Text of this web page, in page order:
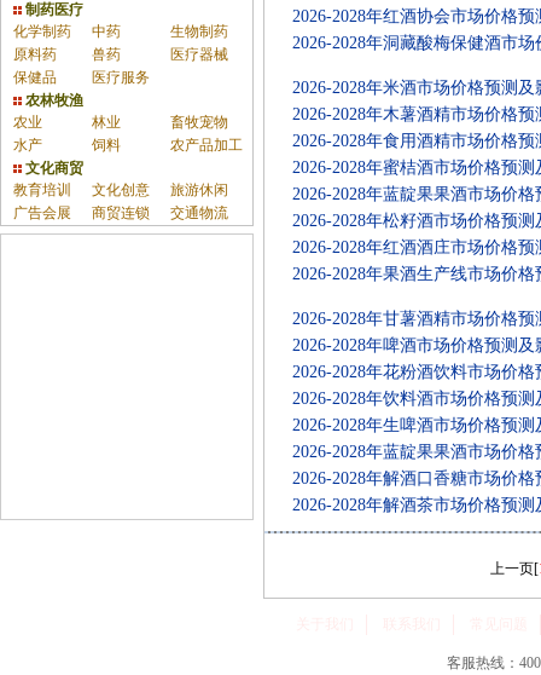
制药医疗
化学制药
中药
生物制药
原料药
兽药
医疗器械
保健品
医疗服务
农林牧渔
农业
林业
畜牧宠物
水产
饲料
农产品加工
文化商贸
教育培训
文化创意
旅游休闲
广告会展
商贸连锁 交通物流
2026-2028年红酒协会市场价格
2026-2028年洞藏酸梅保健酒市
2026-2028年米酒市场价格预测
2026-2028年木薯酒精市场价格
2026-2028年食用酒精市场价格
2026-2028年蜜桔酒市场价格预
2026-2028年蓝靛果果酒市场价
2026-2028年松籽酒市场价格预
2026-2028年红酒酒庄市场价格
2026-2028年果酒生产线市场价
2026-2028年甘薯酒精市场价格
2026-2028年啤酒市场价格预测
2026-2028年花粉酒饮料市场价
2026-2028年饮料酒市场价格预
2026-2028年生啤酒市场价格预
2026-2028年蓝靛果果酒市场价
2026-2028年解酒口香糖市场价
2026-2028年解酒茶市场价格预
上一页[
客服热线：